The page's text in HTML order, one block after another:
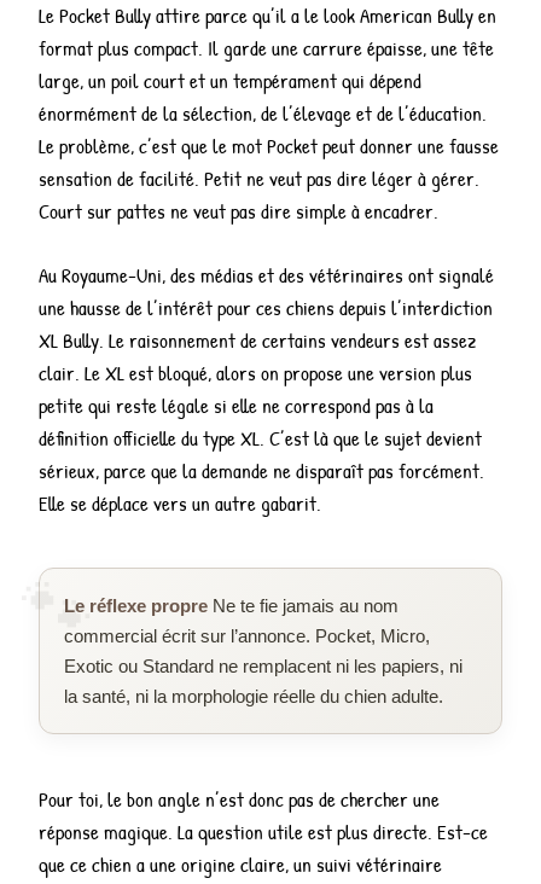
Le Pocket Bully attire parce qu’il a le look American Bully en
format plus compact. Il garde une carrure épaisse, une tête
large, un poil court et un tempérament qui dépend
énormément de la sélection, de l’élevage et de l’éducation.
Le problème, c’est que le mot Pocket peut donner une fausse
sensation de facilité. Petit ne veut pas dire léger à gérer.
Court sur pattes ne veut pas dire simple à encadrer.
Au Royaume-Uni, des médias et des vétérinaires ont signalé
une hausse de l’intérêt pour ces chiens depuis l’interdiction
XL Bully. Le raisonnement de certains vendeurs est assez
clair. Le XL est bloqué, alors on propose une version plus
petite qui reste légale si elle ne correspond pas à la
définition officielle du type XL. C’est là que le sujet devient
sérieux, parce que la demande ne disparaît pas forcément.
Elle se déplace vers un autre gabarit.
Le réflexe propre Ne te fie jamais au nom
commercial écrit sur l’annonce. Pocket, Micro,
Exotic ou Standard ne remplacent ni les papiers, ni
la santé, ni la morphologie réelle du chien adulte.
Pour toi, le bon angle n’est donc pas de chercher une
réponse magique. La question utile est plus directe. Est-ce
que ce chien a une origine claire, un suivi vétérinaire